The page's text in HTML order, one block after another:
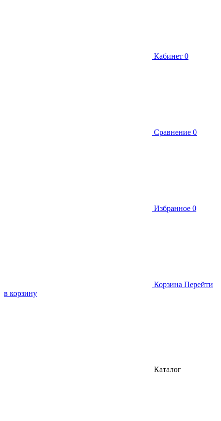
Кабинет 0
Сравнение 0
Избранное 0
Корзина Перейти
в корзину
Каталог